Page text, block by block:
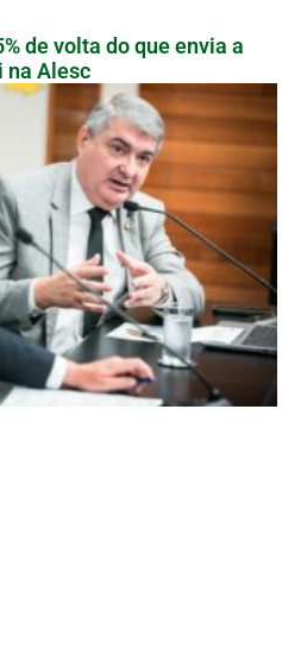
de volta do que envia a
na Alesc